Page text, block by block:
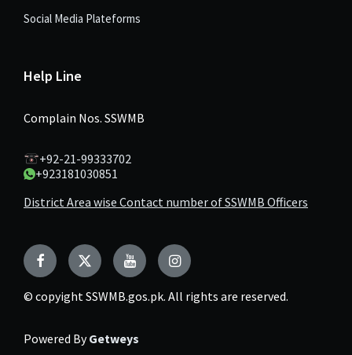
Social Media Plateforms
Help Line
Complain Nos. SSWMB
+92-21-99333702
+923181030851
District Area wise Contact number of SSWMB Officers
© copyight SSWMB.gos.pk. All rights are reserved.
Powered ByGetweys